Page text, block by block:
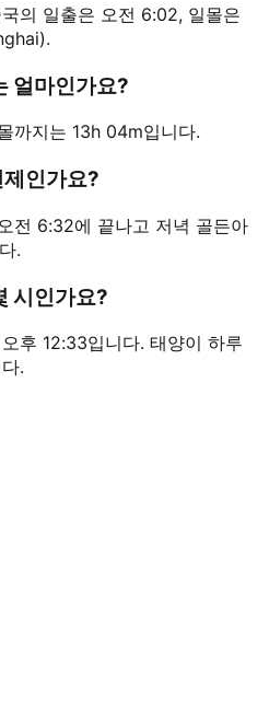
의 일출은 오전 6:02, 일몰은
얼마인가요?
까지는 13h 04m입니다.
인가요?
전 6:32에 끝나고 저녁 골든아
.
시인가요?
후 12:33입니다. 태양이 하루
.